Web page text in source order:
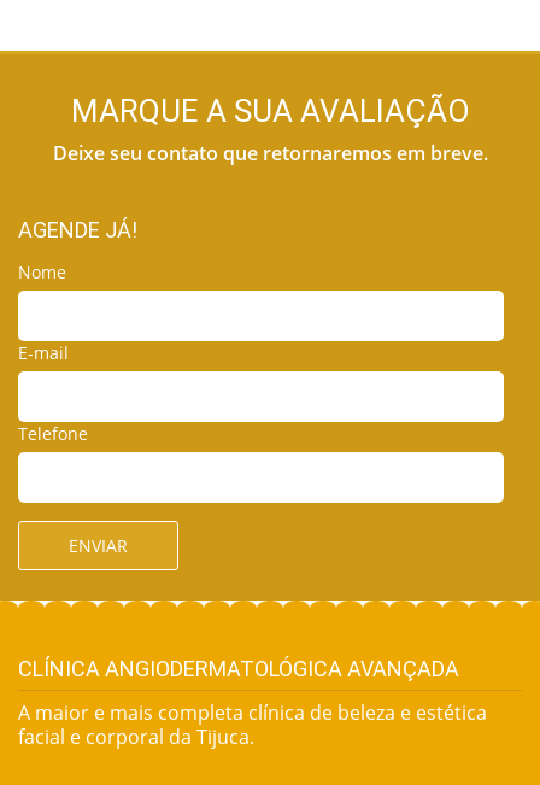
MARQUE A SUA AVALIAÇÃO
Deixe seu contato que retornaremos em breve.
AGENDE JÁ!
Nome
E-mail
Telefone
ENVIAR
CLÍNICA ANGIODERMATOLÓGICA AVANÇADA
A maior e mais completa clínica de beleza e estética
facial e corporal da Tijuca.